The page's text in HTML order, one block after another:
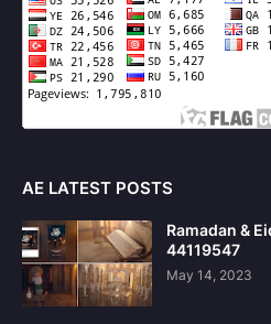
AE LATEST POSTS
Ramadan &
44119547
May 14, 2023